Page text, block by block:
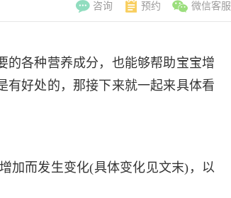
咨询 预约 微信客服
的各种营养成分，也能够帮助宝宝增
有好处的，那接下来就一起来具体看
加而发生变化(具体变化见文末)，以